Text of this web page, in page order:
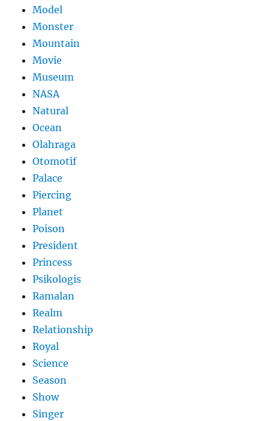
Model
Monster
Mountain
Movie
Museum
NASA
Natural
Ocean
Olahraga
Otomotif
Palace
Piercing
Planet
Poison
President
Princess
Psikologis
Ramalan
Realm
Relationship
Royal
Science
Season
Show
Singer